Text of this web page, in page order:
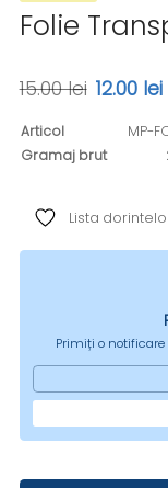
Folie
15.00 lei 12.00 lei
Articol
MP-
Gramaj brut
Lista
Primiți o notificare